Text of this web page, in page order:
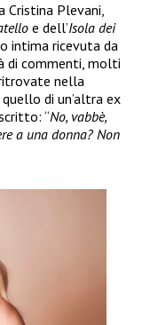
Cristina Plevani,
e dell’Isola dei
intima ricevuta da
di commenti, molti
nella
di un’altra ex
“No, vabbè,
a una donna? Non